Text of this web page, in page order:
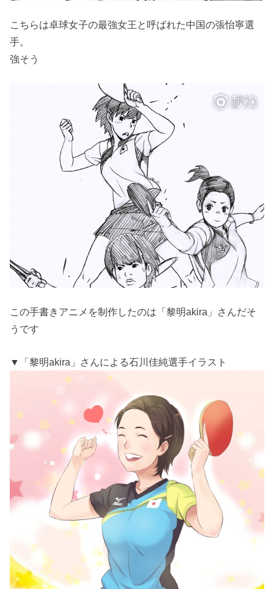
こちらは卓球女子の最強女王と呼ばれた中国の張怡寧選
手。
強そう
この手書きアニメを制作したのは「黎明akira」さんだそ
うです
▼「黎明akira」さんによる石川佳純選手イラスト